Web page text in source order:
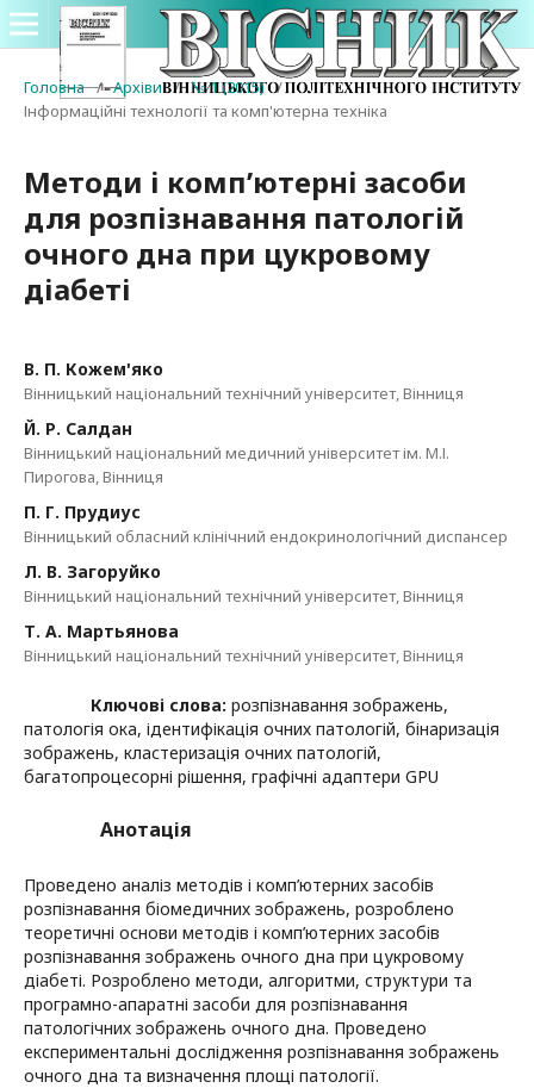
Головна / Архіви / № 1 (2015) /
Інформаційні технології та комп'ютерна техніка
Методи і комп’ютерні засоби
для розпізнавання патологій
очного дна при цукровому
діабеті
В. П. Кожем'яко
Вінницький національний технічний університет, Вінниця
Й. Р. Салдан
Вінницький національний медичний університет ім. М.І.
Пирогова, Вінниця
П. Г. Прудиус
Вінницький обласний клінічний ендокринологічний диспансер
Л. В. Загоруйко
Вінницький національний технічний університет, Вінниця
Т. А. Мартьянова
Вінницький національний технічний університет, Вінниця
Ключові слова: розпізнавання зображень,
патологія ока, ідентифікація очних патологій, бінаризація
зображень, кластеризація очних патологій,
багатопроцесорні рішення, графічні адаптери GPU
Анотація
Проведено аналіз методів і комп’ютерних засобів
розпізнавання біомедичних зображень, розроблено
теоретичні основи методів і комп’ютерних засобів
розпізнавання зображень очного дна при цукровому
діабеті. Розроблено методи, алгоритми, структури та
програмно-апаратні засоби для розпізнавання
патологічних зображень очного дна. Проведено
експериментальні дослідження розпізнавання зображень
очного дна та визначення площі патології.